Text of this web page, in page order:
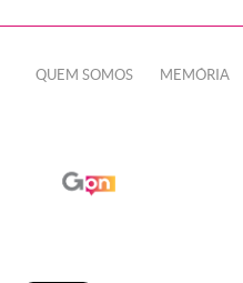
QUEM SOMOS MEMÓRIA